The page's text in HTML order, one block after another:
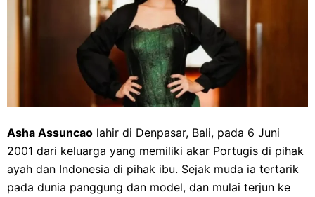
Asha Assuncao lahir di Denpasar, Bali, pada 6 Juni
2001 dari keluarga yang memiliki akar Portugis di pihak
ayah dan Indonesia di pihak ibu. Sejak muda ia tertarik
pada dunia panggung dan model, dan mulai terjun ke